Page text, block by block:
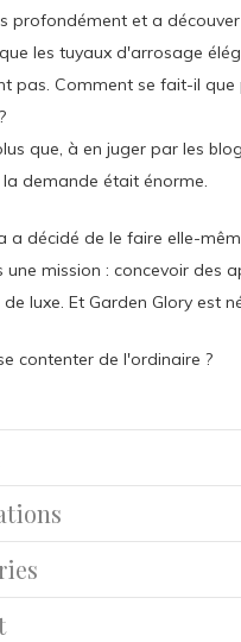
profondément et a
les tuyaux d'arrosage
pas. Comment se fait-il que
que, à en juger par les
demande était énorme.
a décidé de le faire elle-
une mission : concevoir des
luxe. Et Garden Glory est
contenter de l'ordinaire ?